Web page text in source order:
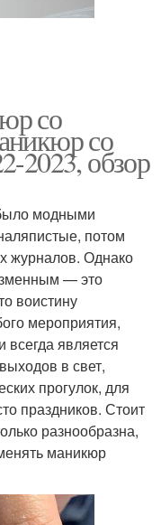
со
со
2023, обзор
модными
потом
журналов. Однако
— это
воистину
мероприятия,
всегда является
в свет,
прогулок, для
праздников. Стоит
разнообразна,
маникюр